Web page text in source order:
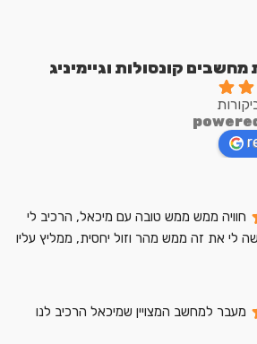
מעבר למחשב המצויין שמיכאל הרכיב לנו